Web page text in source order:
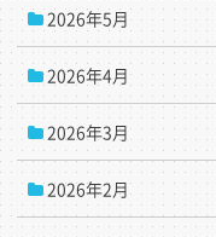
2026年5月
2026年4月
2026年3月
2026年2月